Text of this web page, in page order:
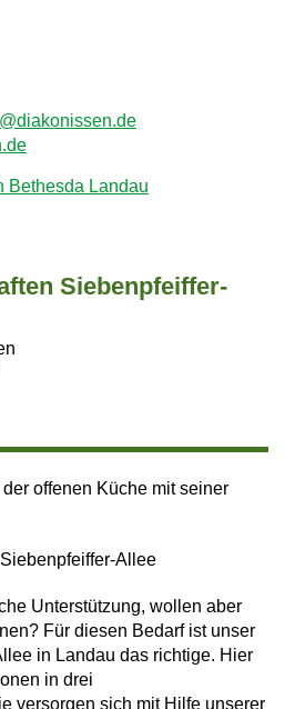
Bethesda Landau
Siebenpfeiffer-
Unterstützung, wollen aber
Für diesen Bedarf ist unser
in Landau das richtige. Hier
in drei
versorgen sich mit Hilfe unserer